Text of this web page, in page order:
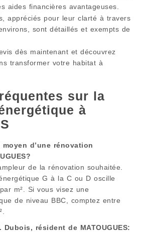
aides financières avantageuses.
appréciés pour leur clarté à travers
sont détaillés et exempts de
dès maintenant et découvrez
transformer votre habitat à
sur la
à
d’une rénovation
?
de la rénovation souhaitée.
G à la C ou D oscille
m². Si vous visez une
de niveau BBC, comptez entre
Dubois, résident de MATOUGUES: